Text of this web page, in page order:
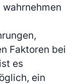
Faktoren bei
es
ein